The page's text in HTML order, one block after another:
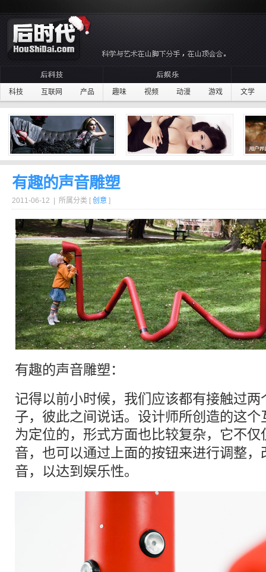
科技 互联网 产品 趣味 视频 动漫 游戏 文学
有趣的声音雕塑
2011-06-12 | 所属分类 [ 创意 ]
有趣的声音雕塑：
记得以前小时候，我们应该都有接触过
子，彼此之间说话。设计师所创造的这
为定位的，形式方面也比较复杂，它不仅
音，也可以通过上面的按钮来进行调整
音，以达到娱乐性。